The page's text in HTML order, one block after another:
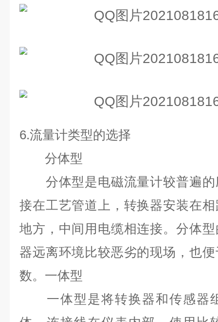
6.流量计类型的选择
分体型
分体型是电磁流量计较普遍的
接在工艺管道上，转换器安装在
地方，中间用电缆相连接。分体
器远离环境比较恶劣的现场，也
数。一体型
一体型是将转换器和传感器